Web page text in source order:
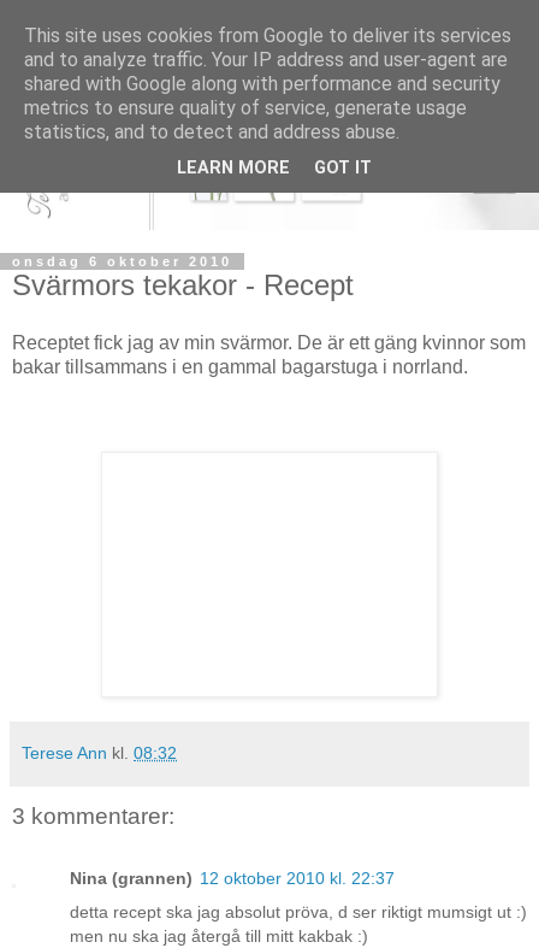
onsdag 6 oktober 2010
Svärmors tekakor - Recept
Receptet fick jag av min svärmor. De är ett gäng kvinnor som
bakar tillsammans i en gammal bagarstuga i norrland.
Terese Ann kl. 08:32
3 kommentarer:
Nina (grannen) 12 oktober 2010 kl. 22:37
detta recept ska jag absolut pröva, d ser riktigt mumsigt ut :)
men nu ska jag återgå till mitt kakbak :)
This site uses cookies from Google to deliver its services
and to analyze traffic. Your IP address and user-agent are
shared with Google along with performance and security
metrics to ensure quality of service, generate usage
statistics, and to detect and address abuse.
LEARN MORE GOT IT